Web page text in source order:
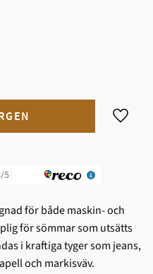
Lägg
för både maskin- och
för sömmar som utsätts
i kraftiga tyger som jeans,
och markisväv.